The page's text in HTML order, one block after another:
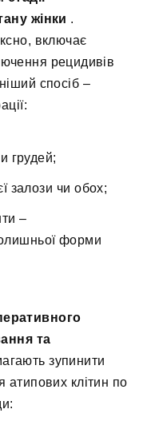
жінки .
включає
рецидивів
спосіб –
грудей;
залози чи обох;
–
форми
та
зупинити
атипових клітин по